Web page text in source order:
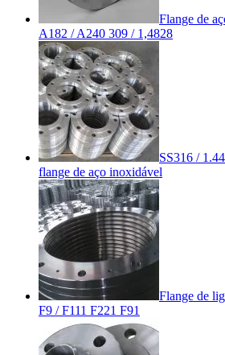
Flange de
A182 / A240 309 / 1,4828
SS316 /
flange de aço inoxidável
Flange de
F9 / F111 F221 F91